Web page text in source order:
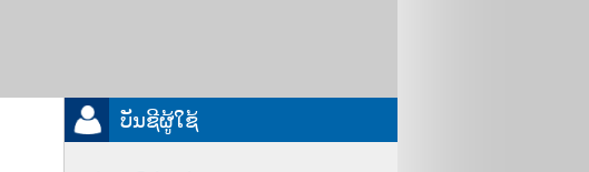
ບັນຊີຜູ້ໃຊ້